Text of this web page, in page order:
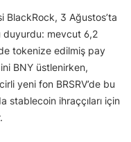
BlackRock, 3 Ağustos’ta
duyurdu: mevcut 6,2
tokenize edilmiş pay
BNY üstlenirken,
yeni fon BRSRV’de bu
stablecoin ihraççıları için